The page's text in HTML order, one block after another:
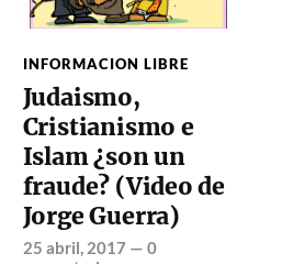
INFORMACION LIBRE
Judaismo,
Cristianismo e
Islam ¿son un
fraude? (Video de
Jorge Guerra)
25 abril, 2017— 0